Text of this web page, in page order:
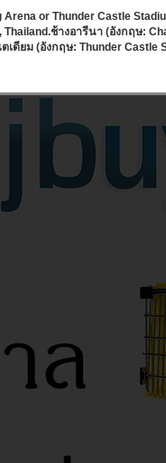
or Thunder Castle
ช้างอารีนา (อังกฤษ:
เดียม (อังกฤษ: Thunder